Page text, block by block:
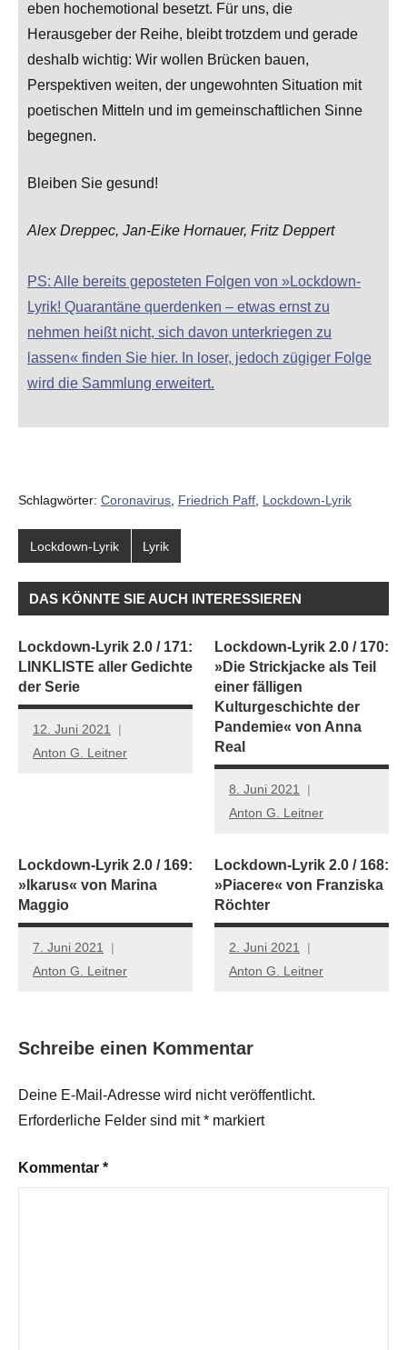
eben hochemotional besetzt. Für uns, die
Herausgeber der Reihe, bleibt trotzdem und gerade
deshalb wichtig: Wir wollen Brücken bauen,
Perspektiven weiten, der ungewohnten Situation mit
poetischen Mitteln und im gemeinschaftlichen Sinne
begegnen.
Bleiben Sie gesund!
Alex Dreppec, Jan-Eike Hornauer, Fritz Deppert
PS: Alle bereits geposteten Folgen von »Lockdown-
Lyrik! Quarantäne querdenken – etwas ernst zu
nehmen heißt nicht, sich davon unterkriegen zu
lassen« finden Sie hier. In loser, jedoch zügiger Folge
wird die Sammlung erweitert.
Schlagwörter: Coronavirus, Friedrich Paff, Lockdown-Lyrik
Lockdown-Lyrik Lyrik
DAS KÖNNTE SIE AUCH INTERESSIEREN
Lockdown-Lyrik 2.0 / 171:
LINKLISTE aller Gedichte
der Serie
12. Juni 2021
Anton G. Leitner
Lockdown-Lyrik 2.0 / 170:
»Die Strickjacke als Teil
einer fälligen
Kulturgeschichte der
Pandemie« von Anna
Real
8. Juni 2021
Anton G. Leitner
Lockdown-Lyrik 2.0 / 169:
»Ikarus« von Marina
Maggio
7. Juni 2021
Anton G. Leitner
Lockdown-Lyrik 2.0 / 168:
»Piacere« von Franziska
Röchter
2. Juni 2021
Anton G. Leitner
Schreibe einen Kommentar
Deine E-Mail-Adresse wird nicht veröffentlicht.
Erforderliche Felder sind mit* markiert
Kommentar *